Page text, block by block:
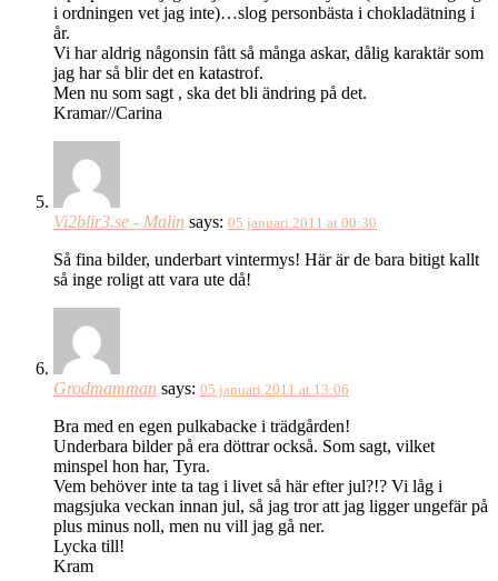
i ordningen vet jag inte)…slog personbästa i chokladätning i
år.
Vi har aldrig någonsin fått så många askar, dålig karaktär som
jag har så blir det en katastrof.
Men nu som sagt , ska det bli ändring på det.
Kramar//Carina
Vi2blir3.se - Malin says: 05 januari 2011 at 00:30
Så fina bilder, underbart vintermys! Här är de bara bitigt kallt
så inge roligt att vara ute då!
Grodmamman says: 05 januari 2011 at 13:06
Bra med en egen pulkabacke i trädgården!
Underbara bilder på era döttrar också. Som sagt, vilket
minspel hon har, Tyra.
Vem behöver inte ta tag i livet så här efter jul?!? Vi låg i
magsjuka veckan innan jul, så jag tror att jag ligger ungefär på
plus minus noll, men nu vill jag gå ner.
Lycka till!
Kram